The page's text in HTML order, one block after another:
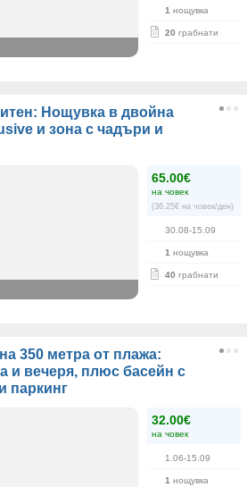
1 нощувка
20 грабнати
Нощувка в двойна
и зона с чадъри и
65.00€
на човек
(36.25€ на човек/ден)
30.08-15.09
1 нощувка
40 грабнати
350 метра от плажа:
и вечеря, плюс басейн с
паркинг
32.00€
на човек
1.06-15.09
1 нощувка